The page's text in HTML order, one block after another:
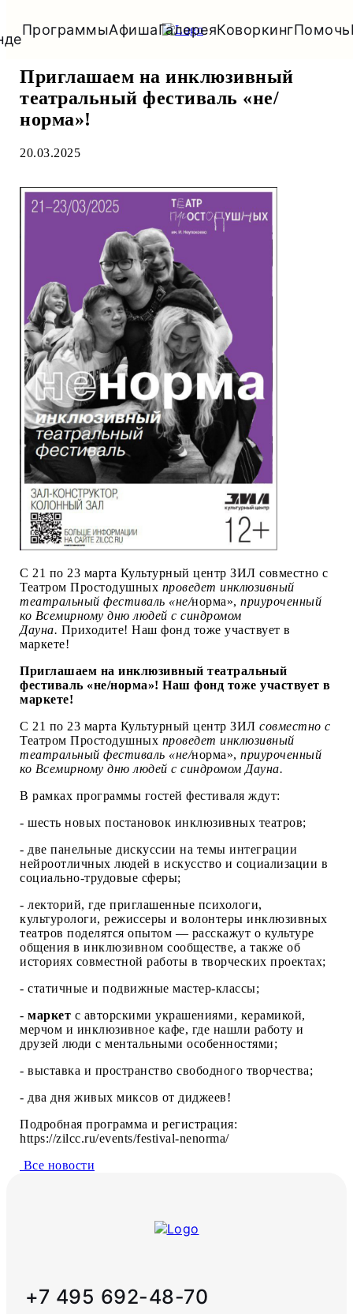
ПрограммыАфишаГалереяКоворкингПомочь
Миссия Новости Команда
Приглашаем на инклюзивный
театральный фестиваль «не/
норма»!
20.03.2025
С 21 по 23 марта Культурный центр ЗИЛ совместно с
Театром Простодушных проведет инклюзивный
театральный фестиваль «не/норма», приуроченный
ко Всемирному дню людей с синдромом
Дауна. Приходите! Наш фонд тоже участвует в
маркете!
Приглашаем на инклюзивный театральный
фестиваль «не/норма»! Наш фонд тоже участвует в
маркете!
С 21 по 23 марта Культурный центр ЗИЛ совместно с
Театром Простодушных проведет инклюзивный
театральный фестиваль «не/норма», приуроченный
ко Всемирному дню людей с синдромом Дауна.
В рамках программы гостей фестиваля ждут:
- шесть новых постановок инклюзивных театров;
- две панельные дискуссии на темы интеграции
нейроотличных людей в искусство и социализации в
социально-трудовые сферы;
- лекторий, где приглашенные психологи,
культурологи, режиссеры и волонтеры инклюзивных
театров поделятся опытом — расскажут о культуре
общения в инклюзивном сообществе, а также об
историях совместной работы в творческих проектах;
- статичные и подвижные мастер-классы;
- маркет с авторскими украшениями, керамикой,
мерчом и инклюзивное кафе, где нашли работу и
друзей люди с ментальными особенностями;
- выставка и пространство свободного творчества;
- два дня живых миксов от диджеев!
Подробная программа и регистрация:
https://zilcc.ru/events/festival-nenorma/
Все новости
+7 495 692-48-70